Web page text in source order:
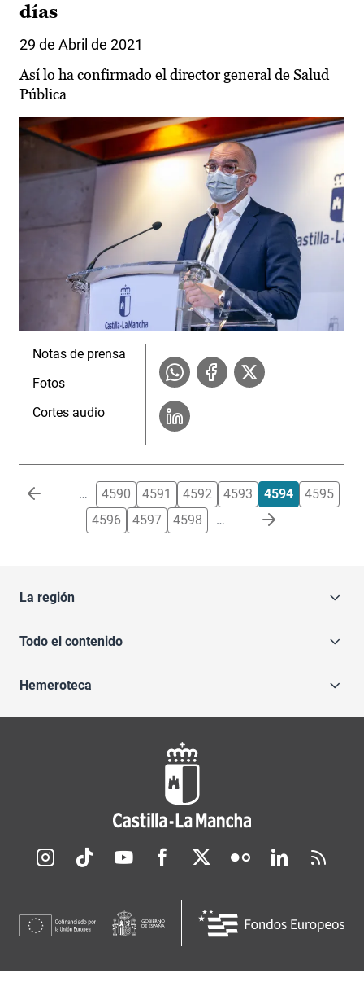
días
29 de Abril de 2021
Así lo ha confirmado el director general de Salud
Pública
Notas de prensa
Fotos
Cortes audio
Paginación … 4590 4591 4592 4593 4594
4595
4596
4597 4598 …
La región
Todo el contenido
Hemeroteca
Redes sociales JCCM